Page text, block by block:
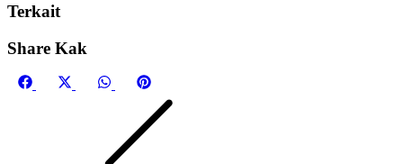
Terkait
Share Kak
Share
Share
Share
WhatsApp
on
Pinterest